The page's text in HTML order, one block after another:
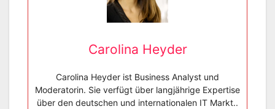
Carolina Heyder
Carolina Heyder ist Business Analyst und
Moderatorin. Sie verfügt über langjährige Expertise
über den deutschen und internationalen IT Markt..